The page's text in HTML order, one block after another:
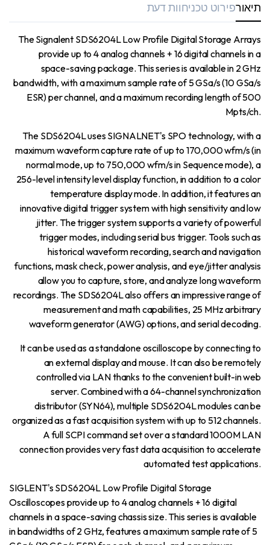
תיאורפירוט טכניחוות דעת
The Signalent SDS6204L Low Profile Digital Storage Arrays
provide up to 4 analog channels + 16 digital channels in a
space-saving package. This series is available in 2 GHz
bandwidth, with a maximum sample rate of 5 GSa/s (10 GSa/s
ESR) per channel, and a maximum recording length of 500
Mpts/ch.
The SDS6204L uses SIGNALNET's SPO technology, with a
maximum waveform capture rate of up to 170,000 wfm/s (in
normal mode, up to 750,000 wfm/s in Sequence mode), a
256-level intensity level display function, in addition to a color
temperature display mode. In addition, it features an
innovative digital trigger system with high sensitivity and low
jitter. The trigger system supports a variety of powerful
trigger modes, including serial bus trigger. Tools such as
historical waveform recording, search and navigation
functions, mask check, power analysis, and eye/jitter analysis
allow you to capture, store, and analyze long waveform
recordings. The SDS6204L also offers an impressive range of
measurement and math capabilities, 25 MHz arbitrary
waveform generator (AWG) options, and serial decoding.
It can be used as a standalone oscilloscope by connecting to
an external display and mouse. It can also be remotely
controlled via LAN thanks to the convenient built-in web
server. Combined with a 64-channel synchronization
distributor (SYN64), multiple SDS6204L modules can be
organized as a fast acquisition system with up to 512 channels.
A full SCPI command set over a standard 1000M LAN
connection provides very fast data acquisition to accelerate
automated test applications.
SIGLENT's SDS6204L Low Profile Digital Storage
Oscilloscopes provide up to 4 analog channels + 16 digital
channels in a space-saving chassis size. This series is available
in bandwidths of 2 GHz, features a maximum sample rate of 5